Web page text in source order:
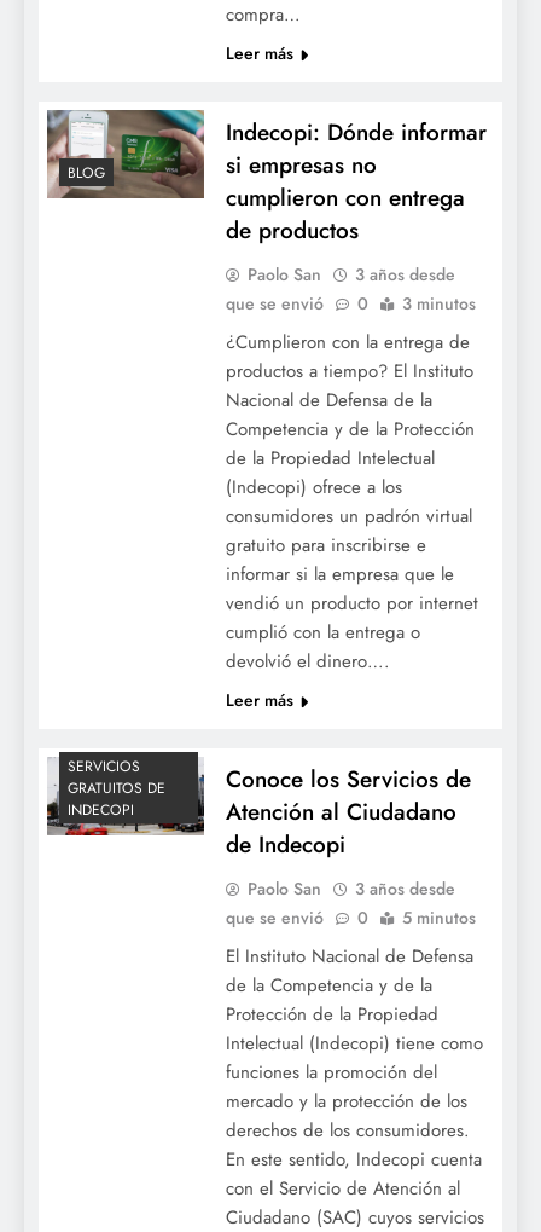
compra…
Leer más
BLOG
Indecopi: Dónde informar
si empresas no
cumplieron con entrega
de productos
Paolo San
3 años desde
que se envió
0 3 minutos
¿Cumplieron con la entrega de
productos a tiempo? El Instituto
Nacional de Defensa de la
Competencia y de la Protección
de la Propiedad Intelectual
(Indecopi) ofrece a los
consumidores un padrón virtual
gratuito para inscribirse e
informar si la empresa que le
vendió un producto por internet
cumplió con la entrega o
devolvió el dinero….
Leer más
SERVICIOS
GRATUITOS DE
INDECOPI
Conoce los Servicios de
Atención al Ciudadano
de Indecopi
Paolo San
3 años desde
que se envió
0 5 minutos
El Instituto Nacional de Defensa
de la Competencia y de la
Protección de la Propiedad
Intelectual (Indecopi) tiene como
funciones la promoción del
mercado y la protección de los
derechos de los consumidores.
En este sentido, Indecopi cuenta
con el Servicio de Atención al
Ciudadano (SAC) cuyos servicios